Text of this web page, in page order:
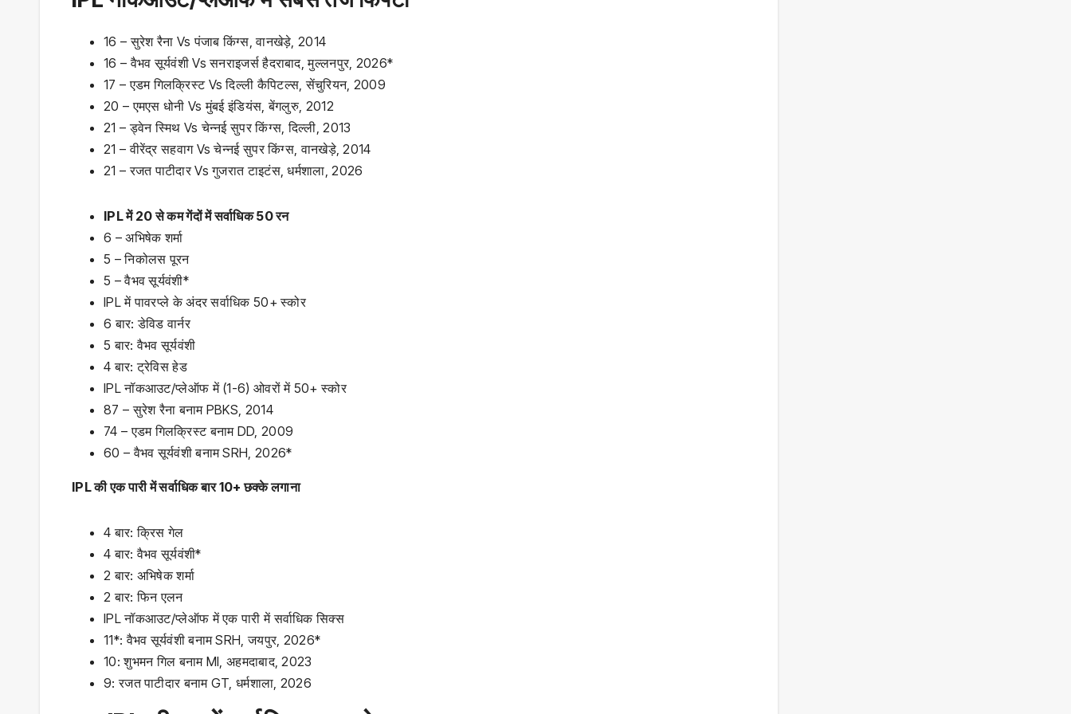
16 – सुरेश रैना Vs पंजाब किंग्‍स, वानखेड़े, 2014
16 – वैभव सूर्यवंशी Vs सनराइजर्स हैदराबाद, मुल्लनपुर, 2026*
17 – एडम गिलक्रिस्ट Vs दिल्‍ली कैपिटल्‍स, सेंचुरियन, 2009
20 – एमएस धोनी Vs मुंबई इंडियंस, बेंगलुरु, 2012
21 – ड्वेन स्मिथ Vs चेन्‍नई सुपर किंग्‍स, दिल्ली, 2013
21 – वीरेंद्र सहवाग Vs चेन्‍नई सुपर किंग्‍स, वानखेड़े, 2014
21 – रजत पाटीदार Vs गुजरात टाइटंस, धर्मशाला, 2026
IPL में 20 से कम गेंदों में सर्वाधिक 50 रन
6 – अभिषेक शर्मा
5 – निकोलस पूरन
5 – वैभव सूर्यवंशी*
IPL में पावरप्ले के अंदर सर्वाधिक 50+ स्कोर
6 बार: डेविड वार्नर
5 बार: वैभव सूर्यवंशी
4 बार: ट्रेविस हेड
IPL नॉकआउट/प्लेऑफ में (1-6) ओवरों में 50+ स्कोर
87 – सुरेश रैना बनाम PBKS, 2014
74 – एडम गिलक्रिस्ट बनाम DD, 2009
60 – वैभव सूर्यवंशी बनाम SRH, 2026*
IPL की एक पारी में सर्वाधिक बार 10+ छक्के लगाना
4 बार: क्रिस गेल
4 बार: वैभव सूर्यवंशी*
2 बार: अभिषेक शर्मा
2 बार: फिन एलन
IPL नॉकआउट/प्लेऑफ में एक पारी में सर्वाधिक सिक्‍स
11*: वैभव सूर्यवंशी बनाम SRH, जयपुर, 2026*
10: शुभमन गिल बनाम MI, अहमदाबाद, 2023
9: रजत पाटीदार बनाम GT, धर्मशाला, 2026